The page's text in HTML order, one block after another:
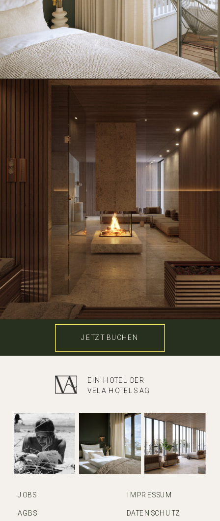
JETZT BUCHEN
JOBS
DATENSCHUTZ
IMPRESSUM
AGBS
EIN HOTEL DER
VELA HOTELS AG